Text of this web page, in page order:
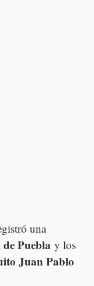
una
Puebla y los
Juan Pablo